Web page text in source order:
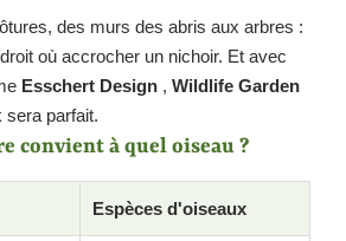
des murs des abris aux arbres :
où accrocher un nichoir. Et avec
Esschert Design , Wildlife Garden
sera parfait.
convient à quel oiseau ?
Espèces d'oiseaux